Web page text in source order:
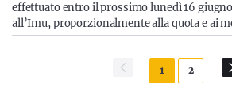
effettuato entro il prossimo lunedì 16
all’Imu, proporzionalmente alla quota e ai
1 2